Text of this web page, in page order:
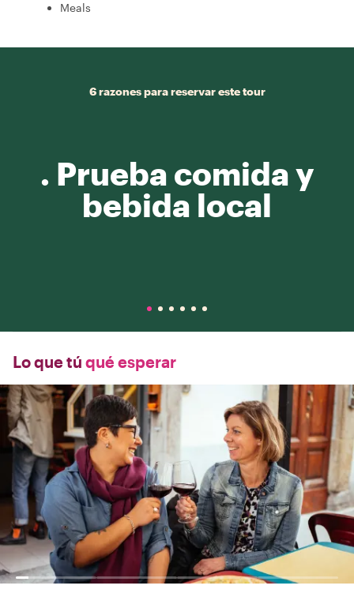
Meals
6 razones para reservar este tour
. Prueba comida y
bebida local
Lo que tú qué esperar